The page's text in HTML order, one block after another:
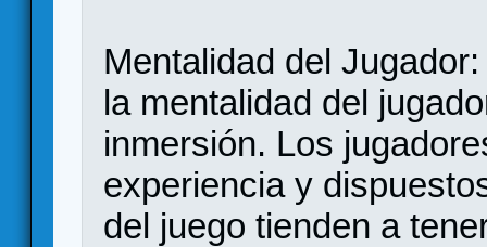
Mentalidad del
la mentalidad del
inmersión. Los
experiencia y
del juego tienden a